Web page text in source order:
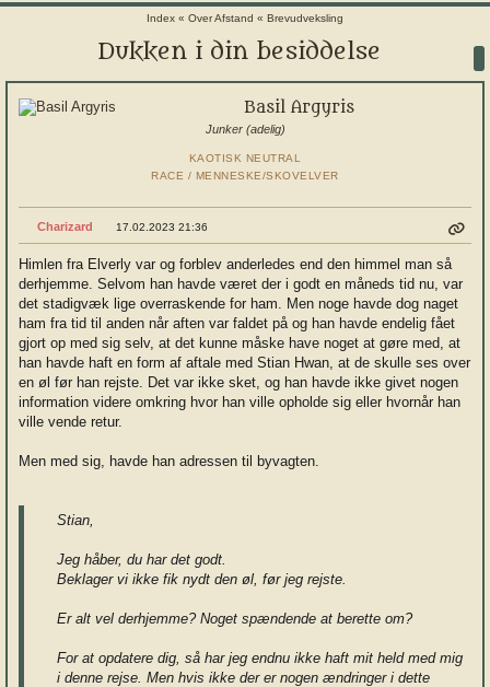
Index « Over Afstand « Brevudveksling
Dukken i din besiddelse
Basil Argyris
Junker (adelig)
KAOTISK NEUTRAL
RACE / MENNESKE/SKOVELVER
Charizard 17.02.2023 21:36
Himlen fra Elverly var og forblev anderledes end den himmel man så
derhjemme. Selvom han havde været der i godt en måneds tid nu, var
det stadigvæk lige overraskende for ham. Men noge havde dog naget
ham fra tid til anden når aften var faldet på og han havde endelig fået
gjort op med sig selv, at det kunne måske have noget at gøre med, at
han havde haft en form af aftale med Stian Hwan, at de skulle ses over
en øl før han rejste. Det var ikke sket, og han havde ikke givet nogen
information videre omkring hvor han ville opholde sig eller hvornår han
ville vende retur.
Men med sig, havde han adressen til byvagten.
Stian,
Jeg håber, du har det godt.
Beklager vi ikke fik nydt den øl, før jeg rejste.
Er alt vel derhjemme? Noget spændende at berette om?
For at opdatere dig, så har jeg endnu ikke haft mit held med mig
i denne rejse. Men hvis ikke der er nogen ændringer i dette